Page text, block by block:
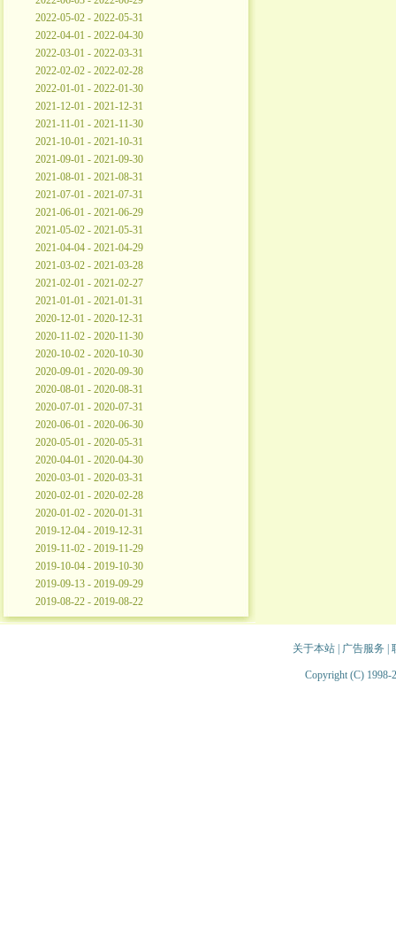
2022-05-02 - 2022-05-31
2022-04-01 - 2022-04-30
2022-03-01 - 2022-03-31
2022-02-02 - 2022-02-28
2022-01-01 - 2022-01-30
2021-12-01 - 2021-12-31
2021-11-01 - 2021-11-30
2021-10-01 - 2021-10-31
2021-09-01 - 2021-09-30
2021-08-01 - 2021-08-31
2021-07-01 - 2021-07-31
2021-06-01 - 2021-06-29
2021-05-02 - 2021-05-31
2021-04-04 - 2021-04-29
2021-03-02 - 2021-03-28
2021-02-01 - 2021-02-27
2021-01-01 - 2021-01-31
2020-12-01 - 2020-12-31
2020-11-02 - 2020-11-30
2020-10-02 - 2020-10-30
2020-09-01 - 2020-09-30
2020-08-01 - 2020-08-31
2020-07-01 - 2020-07-31
2020-06-01 - 2020-06-30
2020-05-01 - 2020-05-31
2020-04-01 - 2020-04-30
2020-03-01 - 2020-03-31
2020-02-01 - 2020-02-28
2020-01-02 - 2020-01-31
2019-12-04 - 2019-12-31
2019-11-02 - 2019-11-29
2019-10-04 - 2019-10-30
2019-09-13 - 2019-09-29
2019-08-22 - 2019-08-22
关于本站| 广告服务
Copyright (C) 1998-